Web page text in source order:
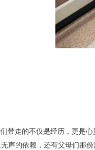
带走的不仅是经历，更是
声的依赖，还有父母们那